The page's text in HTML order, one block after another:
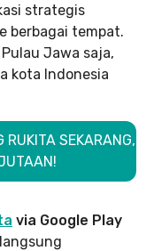
strategis
berbagai tempat.
Jawa saja,
kota Indonesia
RUKITA SEKARANG,
via Google Play